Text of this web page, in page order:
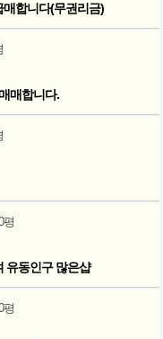
합니다(무권리금)
매합니다.
평
유동인구 많은샵
평